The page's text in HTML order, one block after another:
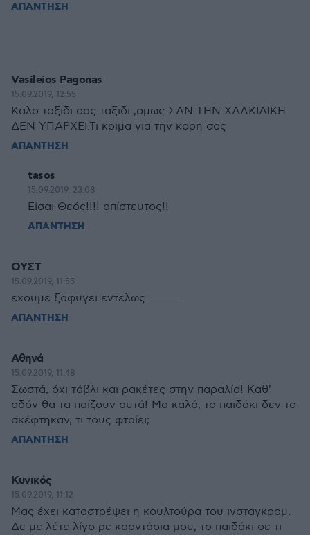
ΑΠΑΝΤΗΣΗ
Vasileios Pagonas
15.09.2019, 12:55
Καλο ταξιδι σας ταξιδι ,ομως ΣΑΝ ΤΗΝ ΧΑΛΚΙΔΙΚΗ
ΔΕΝ ΥΠΑΡΧΕΙ.Τι κριμα για την κορη σας
ΑΠΑΝΤΗΣΗ
tasos
15.09.2019, 23:08
Είσαι Θεός!!!! απίστευτος!!
ΑΠΑΝΤΗΣΗ
ΟΥΣΤ
15.09.2019, 11:55
εχουμε ξαφυγει εντελως.............
ΑΠΑΝΤΗΣΗ
Αθηνά
15.09.2019, 11:48
Σωστά, όχι τάβλι και ρακέτες στην παραλία! Καθ'
οδόν θα τα παίζουν αυτά! Μα καλά, το παιδάκι δεν το
σκέφτηκαν, τι τους φταίει;
ΑΠΑΝΤΗΣΗ
Κυνικός
15.09.2019, 11:12
Μας έχει καταστρέψει η κουλτούρα του ινσταγκραμ.
Δε με λέτε λίγο ρε καρντάσια μου, το παιδάκι σε τι